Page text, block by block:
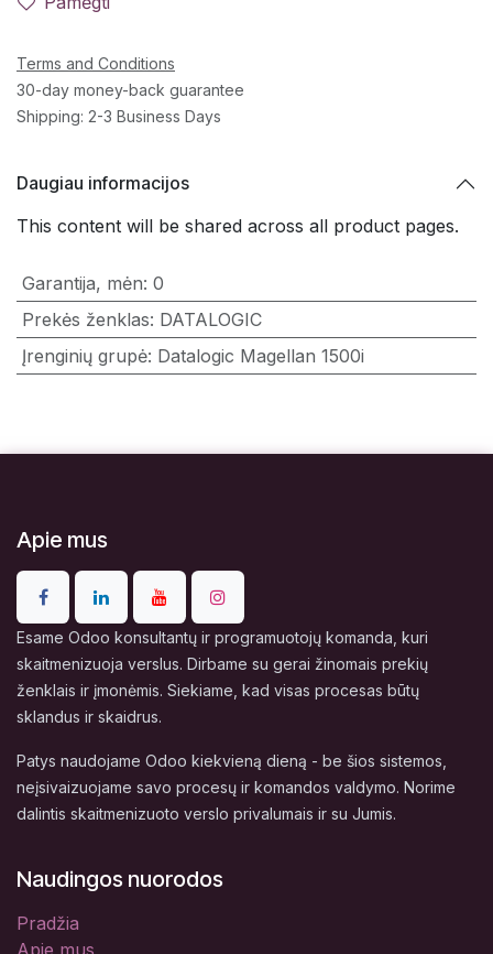
Terms and Conditions
30-day money-back guarantee
Shipping: 2-3 Business Days
Daugiau informacijos
This content will be shared across all product pages.
Garantija, mėn: 0
Prekės ženklas: DATALOGIC
Įrenginių grupė: Datalogic Magellan 1500i
Apie mus
Esame Odoo konsultantų ir programuotojų komanda, kuri
skaitmenizuoja verslus. Dirbame su gerai žinomais prekių
ženklais ir įmonėmis. Siekiame, kad visas procesas būtų
sklandus ir skaidrus.
Patys naudojame Odoo kiekvieną dieną - be šios sistemos,
neįsivaizuojame savo procesų ir komandos valdymo. Norime
dalintis skaitmenizuoto verslo privalumais ir su Jumis.
Naudingos nuorodos
Pradžia
Apie mus